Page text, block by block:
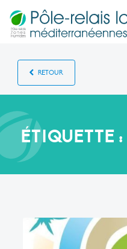
RETOUR
ÉTIQUETTE :